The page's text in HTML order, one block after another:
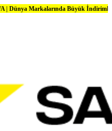
Büyük İndirimler